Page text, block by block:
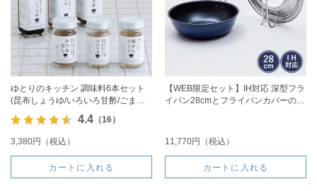
ゆとりのキッチン 調味料6本セット
(昆布しょうゆ/いろいろ甘酢/ごまだ
プ)
4.4（16）
3,380円（税込）
カートに入れる
【WEB限定セット】IH対応 深型フラ
イパン28cmとフライパンカバーのセ
11,770円（税込）
カートに入れる